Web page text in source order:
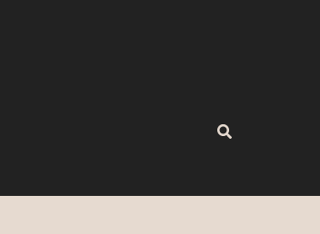
Zoeken